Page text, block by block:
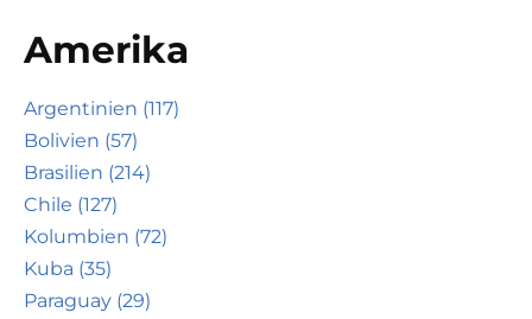
Amerika
Argentinien (117)
Bolivien (57)
Brasilien (214)
Chile (127)
Kolumbien (72)
Kuba (35)
Paraguay (29)